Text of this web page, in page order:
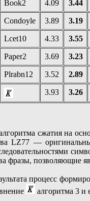
Book2 4.09 3.44
Condoyle 3.89 3.19
Lcet10 4.33 3.55
Paper2 3.69 3.23
Plrabn12 3.52 2.89
3.93 3.26
сжатия на
LZ77 —
фразы, позволяющие
процесс
алгоритма 3 и